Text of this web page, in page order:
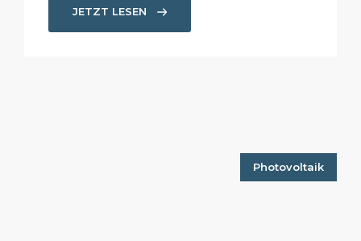
JETZT LESEN
Photovoltaik